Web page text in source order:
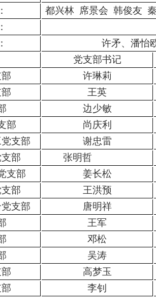
都兴林 席景会 韩俊友
许矛、潘怡
党支部书记
许琳莉
王英
边少敏
部
尚庆利
支部
谢忠雷
部
张明哲
支部
姜长松
部
王洪预
支部
唐明祥
王军
邓松
吴涛
高梦玉
李钊